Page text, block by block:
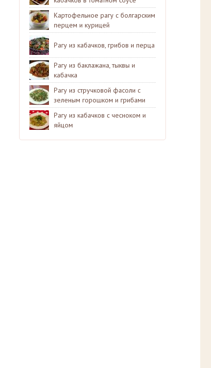
Картофельное рагу с болгарским
перцем и курицей
Рагу из кабачков, грибов и перца
Рагу из баклажана, тыквы и
кабачка
Рагу из стручковой фасоли с
зеленым горошком и грибами
Рагу из кабачков с чесноком и
яйцом